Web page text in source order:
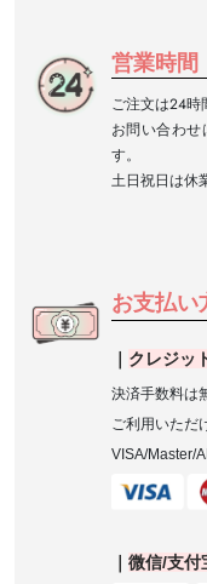
営業時間
ご注文は24時
お問い合わ
す。
土日祝日は休
お支払い
クレジッ
決済手数料は
ご利用いただ
VISA/Master/
微信/支付